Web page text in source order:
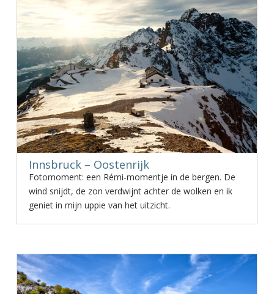
Innsbruck – Oostenrijk
Fotomoment: een Rémi-momentje in de bergen. De
wind snijdt, de zon verdwijnt achter de wolken en ik
geniet in mijn uppie van het uitzicht.